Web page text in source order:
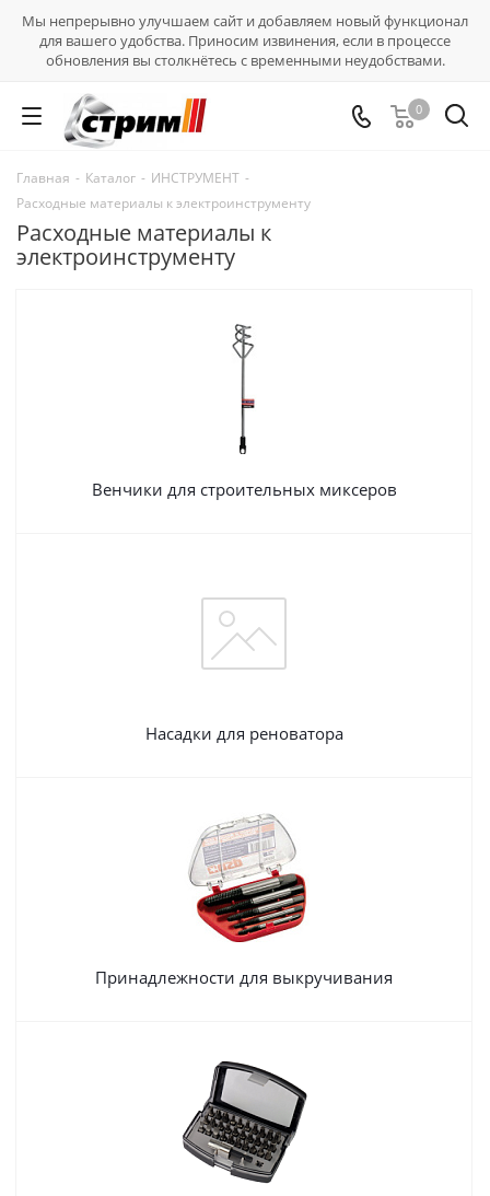
Мы непрерывно улучшаем сайт и добавляем новый функционал
для вашего удобства. Приносим извинения, если в процессе
обновления вы столкнётесь с временными неудобствами.
0
Главная - Каталог - ИНСТРУМЕНТ -
Расходные материалы к электроинструменту
Расходные материалы к
электроинструменту
Венчики для строительных миксеров
Насадки для реноватора
Принадлежности для выкручивания